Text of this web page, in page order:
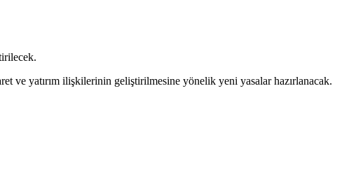
ve yatırım ilişkilerinin geliştirilmesine yönelik yeni yasalar hazırlanacak.